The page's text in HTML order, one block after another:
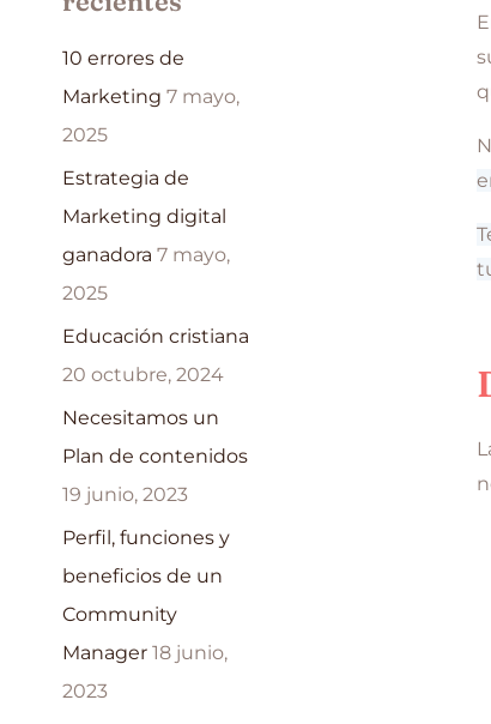
10 errores de
Marketing 7 mayo,
2025
Estrategia de
Marketing digital
ganadora 7 mayo,
2025
Educación cristiana
20 octubre, 2024
Necesitamos un
Plan de contenidos
19 junio, 2023
Perfil, funciones y
beneficios de un
Community
Manager 18 junio,
2023